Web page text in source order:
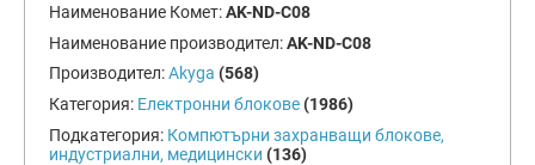
Наименование Комет:AK-ND-C08
Наименование производител:AK-ND-C08
Производител:Akyga (568)
Категория: Електронни блокове (1986)
Подкатегория: Компютърни захранващи блокове,
индустриални, медицински (136)